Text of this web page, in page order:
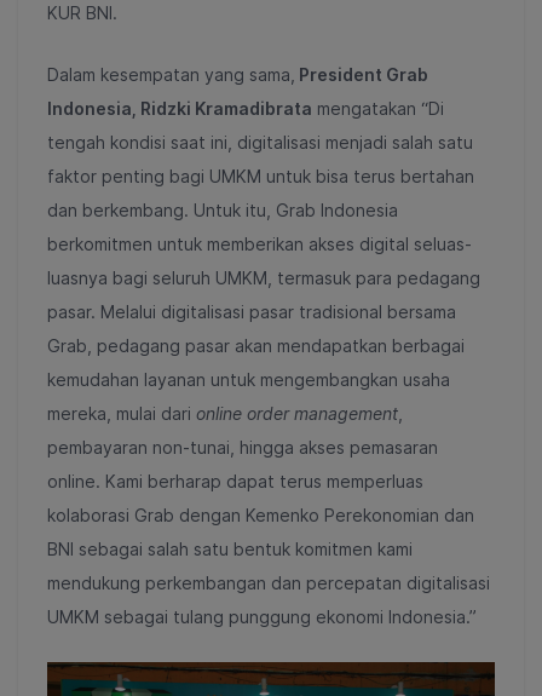
KUR BNI.
Dalam kesempatan yang sama, President Grab
Indonesia, Ridzki Kramadibrata mengatakan “Di
tengah kondisi saat ini, digitalisasi menjadi salah satu
faktor penting bagi UMKM untuk bisa terus bertahan
dan berkembang. Untuk itu, Grab Indonesia
berkomitmen untuk memberikan akses digital seluas-
luasnya bagi seluruh UMKM, termasuk para pedagang
pasar. Melalui digitalisasi pasar tradisional bersama
Grab, pedagang pasar akan mendapatkan berbagai
kemudahan layanan untuk mengembangkan usaha
mereka, mulai dari online order management
pembayaran non-tunai, hingga akses pemasaran
online. Kami berharap dapat terus memperluas
kolaborasi Grab dengan Kemenko Perekonomian dan
BNI sebagai salah satu bentuk komitmen kami
mendukung perkembangan dan percepatan digitalisasi
UMKM sebagai tulang punggung ekonomi Indonesia.”